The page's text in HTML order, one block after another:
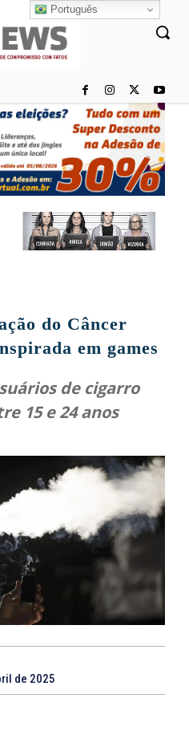
do Câncer
em games
de cigarro
15 e 24 anos
de 2025
Português